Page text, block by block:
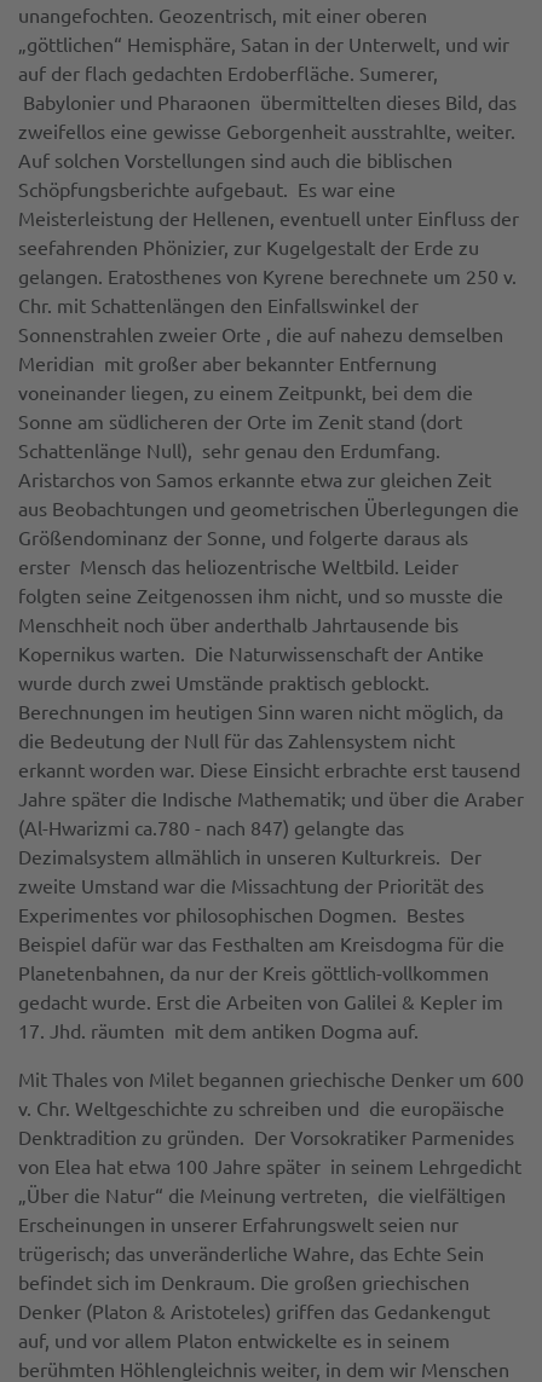
unangefochten. Geozentrisch, mit einer oberen
„göttlichen“ Hemisphäre, Satan in der Unterwelt, und wir
auf der flach gedachten Erdoberfläche. Sumerer,
Babylonier und Pharaonen übermittelten dieses Bild, das
zweifellos eine gewisse Geborgenheit ausstrahlte, weiter.
Auf solchen Vorstellungen sind auch die biblischen
Schöpfungsberichte aufgebaut. Es war eine
Meisterleistung der Hellenen, eventuell unter Einfluss der
seefahrenden Phönizier, zur Kugelgestalt der Erde zu
gelangen. Eratosthenes von Kyrene berechnete um 250 v.
Chr. mit Schattenlängen den Einfallswinkel der
Sonnenstrahlen zweier Orte , die auf nahezu demselben
Meridian mit großer aber bekannter Entfernung
voneinander liegen, zu einem Zeitpunkt, bei dem die
Sonne am südlicheren der Orte im Zenit stand (dort
Schattenlänge Null), sehr genau den Erdumfang.
Aristarchos von Samos erkannte etwa zur gleichen Zeit
aus Beobachtungen und geometrischen Überlegungen die
Größendominanz der Sonne, und folgerte daraus als
erster Mensch das heliozentrische Weltbild. Leider
folgten seine Zeitgenossen ihm nicht, und so musste die
Menschheit noch über anderthalb Jahrtausende bis
Kopernikus warten. Die Naturwissenschaft der Antike
wurde durch zwei Umstände praktisch geblockt.
Berechnungen im heutigen Sinn waren nicht möglich, da
die Bedeutung der Null für das Zahlensystem nicht
erkannt worden war. Diese Einsicht erbrachte erst tausend
Jahre später die Indische Mathematik; und über die Araber
(Al-Hwarizmi ca.780 - nach 847) gelangte das
Dezimalsystem allmählich in unseren Kulturkreis. Der
zweite Umstand war die Missachtung der Priorität des
Experimentes vor philosophischen Dogmen. Bestes
Beispiel dafür war das Festhalten am Kreisdogma für die
Planetenbahnen, da nur der Kreis göttlich-vollkommen
gedacht wurde. Erst die Arbeiten von Galilei & Kepler im
17. Jhd. räumten mit dem antiken Dogma auf.
Mit Thales von Milet begannen griechische Denker um 600
v. Chr. Weltgeschichte zu schreiben und die europäische
Denktradition zu gründen. Der Vorsokratiker Parmenides
von Elea hat etwa 100 Jahre später in seinem Lehrgedicht
„Über die Natur“ die Meinung vertreten, die vielfältigen
Erscheinungen in unserer Erfahrungswelt seien nur
trügerisch; das unveränderliche Wahre, das Echte Sein
befindet sich im Denkraum. Die großen griechischen
Denker (Platon & Aristoteles) griffen das Gedankengut
auf, und vor allem Platon entwickelte es in seinem
berühmten Höhlengleichnis weiter, in dem wir Menschen